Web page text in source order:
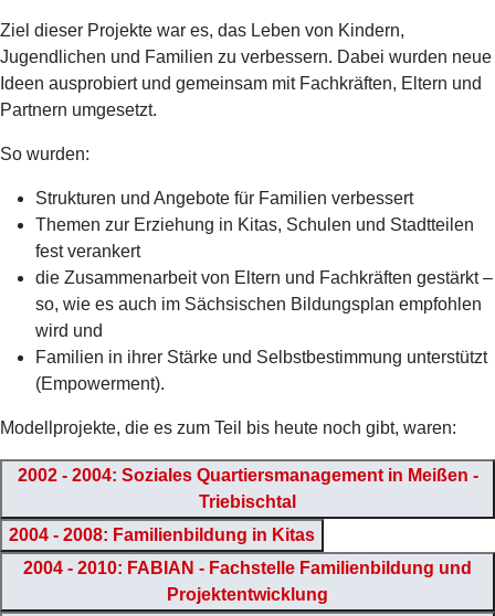
Ziel dieser Projekte war es, das Leben von Kindern,
Jugendlichen und Familien zu verbessern. Dabei wurden neue
Ideen ausprobiert und gemeinsam mit Fachkräften, Eltern und
Partnern umgesetzt.
So wurden:
Strukturen und Angebote für Familien verbessert
Themen zur Erziehung in Kitas, Schulen und Stadtteilen
fest verankert
die Zusammenarbeit von Eltern und Fachkräften gestärkt –
so, wie es auch im Sächsischen Bildungsplan empfohlen
wird und
Familien in ihrer Stärke und Selbstbestimmung unterstützt
(Empowerment).
Modellprojekte, die es zum Teil bis heute noch gibt, waren:
2002 - 2004: Soziales Quartiersmanagement in Meißen -
Triebischtal
2004 - 2008: Familienbildung in Kitas
2004 - 2010: FABIAN - Fachstelle Familienbildung und
Projektentwicklung